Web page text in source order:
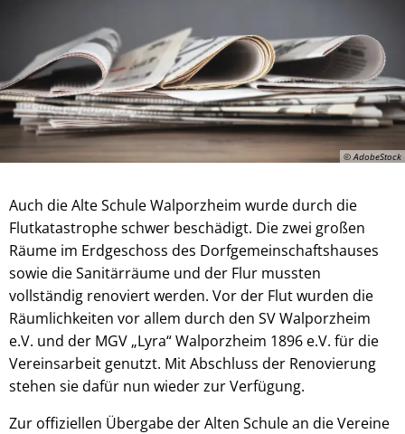
© AdobeStock
Auch die Alte Schule Walporzheim wurde durch die
Flutkatastrophe schwer beschädigt. Die zwei großen
Räume im Erdgeschoss des Dorfgemeinschaftshauses
sowie die Sanitärräume und der Flur mussten
vollständig renoviert werden. Vor der Flut wurden die
Räumlichkeiten vor allem durch den SV Walporzheim
e.V. und der MGV „Lyra“ Walporzheim 1896 e.V. für die
Vereinsarbeit genutzt. Mit Abschluss der Renovierung
stehen sie dafür nun wieder zur Verfügung.
Zur offiziellen Übergabe der Alten Schule an die Vereine